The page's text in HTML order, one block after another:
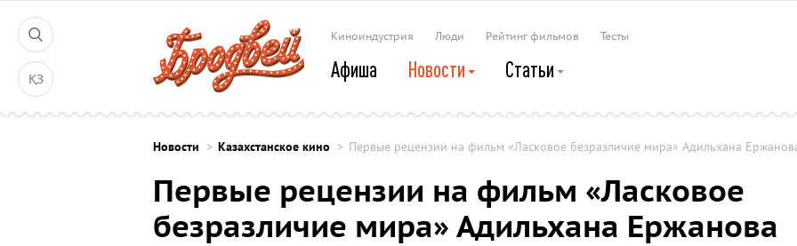
ҚЗ
Киноиндустрия Люди Рейтинг фильмов Тесты
Афиша Новости Статьи
Новости Казахстанское кино Первые рецензии на фильм «Ласковое безразличие мира» Адильхана
Первые рецензии на фильм «Ласковое
безразличие мира» Адильхана Ержанова